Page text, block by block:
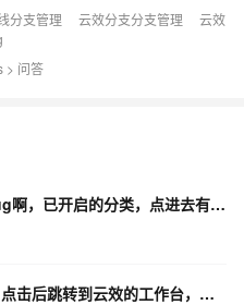
... 分支明明是存在 流水线分支
分支管理 云效分支分支管理
云效
> 问答
云效codeup的合并请求筛选有bug啊，已开启的分类，点进去有很多都是已关闭的怎么回事？
在云效中这个“新建”是否有bug，点击后跳转到云效的工作台，而不是新建？